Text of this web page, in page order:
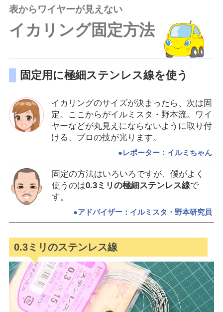
表からワイヤーが見えない
イカリング固定方法
固定用に極細ステンレス線を使う
イカリングのサイズが決まったら、次は固
定。ここからがイルミスタ・野本流。ワイ
ヤーなどが丸見えにならないように取り付
ける、プロの技が光ります。
●レポーター：イルミちゃん
固定の方法はいろいろですが、僕がよく
使うのは0.3ミリの極細ステンレス線で
す。
●アドバイザー：イルミスタ・野本研究員
0.3ミリのステンレス線